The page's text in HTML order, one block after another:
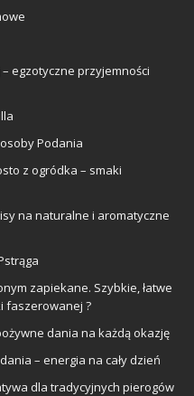
egzotyczne przyjemności
Podania
z ogródka – smaki
na naturalne i aromatyczne
zapiekane. Szybkie, łatwe
faszerowanej ?
dania na każdą okazję
– energia na cały dzień
dla tradycyjnych pierogów